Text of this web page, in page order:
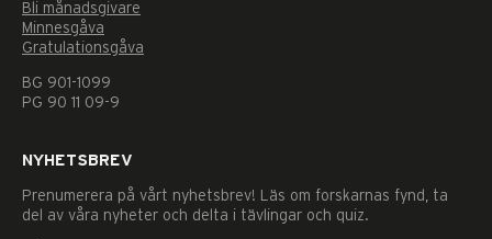
Bli månadsgivare
Minnesgåva
Gratulationsgåva
BG 901-1099
PG 90 11 09-9
NYHETSBREV
Prenumerera på vårt nyhetsbrev! Läs om forskarnas fynd, ta
del av våra nyheter och delta i tävlingar och quiz.